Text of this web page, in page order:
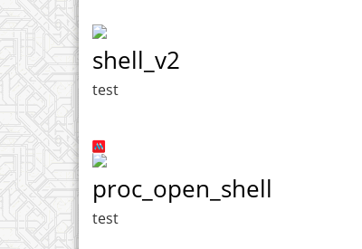
shell_v2
test
proc_open_shell
test